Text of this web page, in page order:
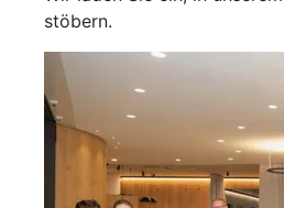
stöbern.